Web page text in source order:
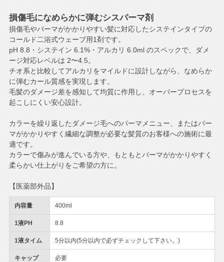
内容量 400ml
1液PH 8.8
1液タイム 5分以内(5分以内で必ずチェックして下さい。)
キャップ 必要
損傷毛になめらかに弾むシスパーマ剤
損傷毛やパーマがかかりやすい髪に対応したシステインタイプの
コールド二浴式ウェーブ用1剤です。
pH 8.8・システイン 6.1%・アルカリ 6.0ml のスペックで、ダメ
ージ対応レベルは 2〜4.5。
チオ系と比較してアルカリをマイルドに設計しながら、なめらか
に弾むカール質感を実現します。
毛髪のダメージ差を感知して均質に作用し、オーバープロセスを
起こしにくい安心設計。
カラーを繰り返したダメージ毛へのパーマメニュー、またはパー
マがかかりやすく繊細な調整が必要な髪質のお客様への施術に最
適です。
カラーで傷みが進んでいる方や、もともとパーマがかかりやすく
柔らかい仕上がりをご希望の方に。
【医薬部外品】